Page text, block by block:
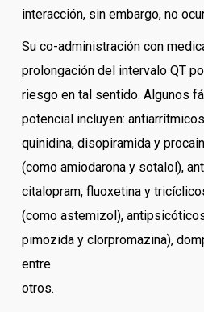
interacción, sin embargo, no
Su co-administración con
prolongación del intervalo QT
riesgo en tal sentido. Algunos
potencial incluyen:
quinidina, disopiramida y
(como amiodarona y sotalol),
citalopram, fluoxetina y
(como astemizol),
pimozida y clorpromazina),
entre
otros.